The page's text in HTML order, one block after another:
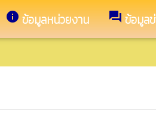
infoข้อมูลหน่วยงาน forumข้อมูล